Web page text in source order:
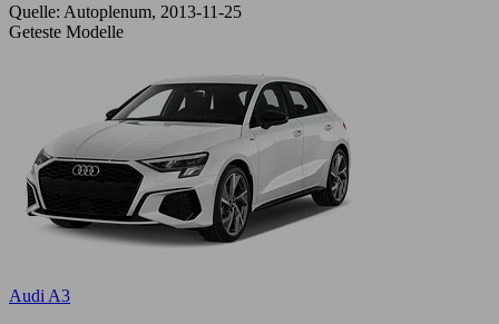
Quelle: Autoplenum, 2013-11-25
Geteste Modelle
Audi A3